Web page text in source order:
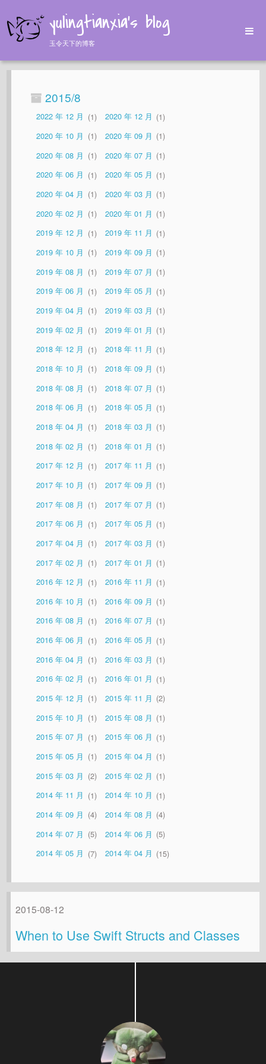
yulingtianxia's blog
玉令天下的博客
Home
Tags
About
2015/8
2022 年 12 月 1 2020 年 12 月
1
2020 年 10 月
1 2020 年 09 月
1
2020 年 08 月
1 2020 年 07 月
1
2020 年 06 月
1 2020 年 05 月
1
2020 年 04 月
1 2020 年 03 月
1
2020 年 02 月
1 2020 年 01 月
1
2019 年 12 月
1 2019 年 11 月
1
2019 年 10 月
1 2019 年 09 月
1
2019 年 08 月
1 2019 年 07 月
1
2019 年 06 月
1 2019 年 05 月
1
2019 年 04 月
1 2019 年 03 月
1
2019 年 02 月
1 2019 年 01 月
1
2018 年 12 月
1 2018 年 11 月
1
2018 年 10 月
1 2018 年 09 月
1
2018 年 08 月
1 2018 年 07 月
1
2018 年 06 月
1 2018 年 05 月
1
2018 年 04 月
1 2018 年 03 月
1
2018 年 02 月
1 2018 年 01 月
1
2017 年 12 月
1 2017 年 11 月
1
2017 年 10 月
1 2017 年 09 月
1
2017 年 08 月
1 2017 年 07 月
1
2017 年 06 月
1 2017 年 05 月
1
2017 年 04 月
1 2017 年 03 月
1
2017 年 02 月
1 2017 年 01 月
1
2016 年 12 月
1 2016 年 11 月
1
2016 年 10 月
1 2016 年 09 月
1
2016 年 08 月
1 2016 年 07 月
1
2016 年 06 月
1 2016 年 05 月
1
2016 年 04 月
1 2016 年 03 月
1
2016 年 02 月
1 2016 年 01 月
1
2015 年 12 月
1 2015 年 11 月
2
2015 年 10 月
1 2015 年 08 月
1
2015 年 07 月
1 2015 年 06 月
1
2015 年 05 月
1 2015 年 04 月
1
2015 年 03 月
2 2015 年 02 月
1
2014 年 11 月
1 2014 年 10 月
1
2014 年 09 月
4 2014 年 08 月
4
2014 年 07 月
5 2014 年 06 月
5
2014 年 05 月
7 2014 年 04 月 15
2015-08-12
When to Use Swift Structs and Classes